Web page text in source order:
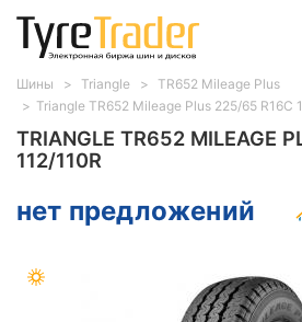
TRIANGLE TR652 MILEAGE
112/110R
нет предложений
Шины Triangle
TR652 Mileage Plus
Triangle TR652 Mileage Plus 225/65 R16C